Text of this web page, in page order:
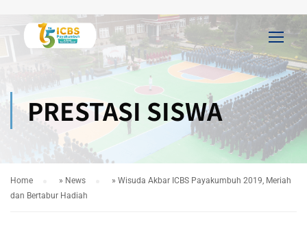
PRESTASI SISWA
Home » News » Wisuda Akbar ICBS Payakumbuh 2019, Meriah
dan Bertabur Hadiah